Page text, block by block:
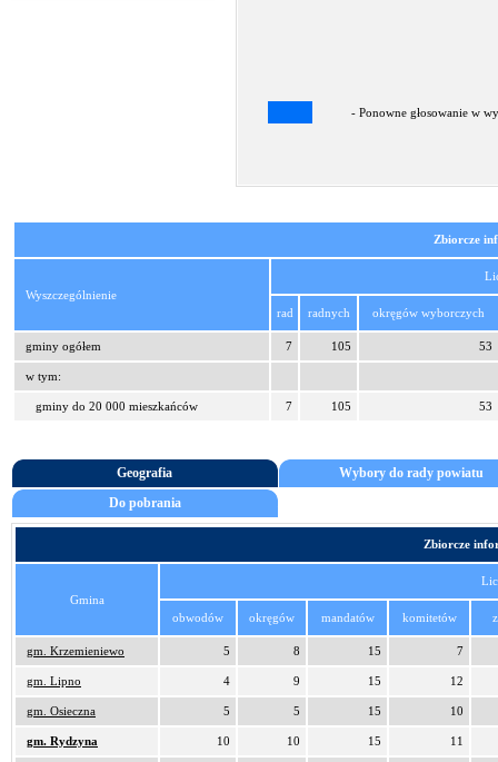
- Ponowne głosowanie w
Zbiorcze
Wyszczególnienie
rad radnych okręgów wyborczych
gminy ogółem 7 105 53
w tym:
gminy do 20 000 mieszkańców 7 105 53
Geografia
Wybory do rady powiatu
Do pobrania
Zbiorcze
Gmina
obwodów okręgów mandatów komitetów
gm. Krzemieniewo 5 8 15 7
gm. Lipno 4 9 15 12
gm. Osieczna 5 5 15 10
gm. Rydzyna 10 10 15 11